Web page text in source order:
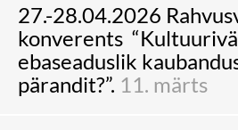
27.-28.04.2026
konverents
ebaseaduslik
pärandit?”. 11. märts